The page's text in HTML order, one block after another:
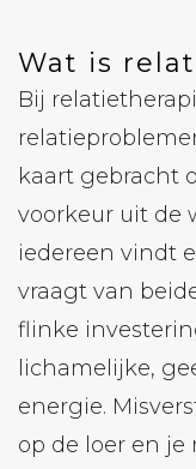
Wat is
Bij
kaart gebracht
voorkeur uit de
iedereen vindt
vraagt van
flinke
lichamelijke,
energie.
op de loer en